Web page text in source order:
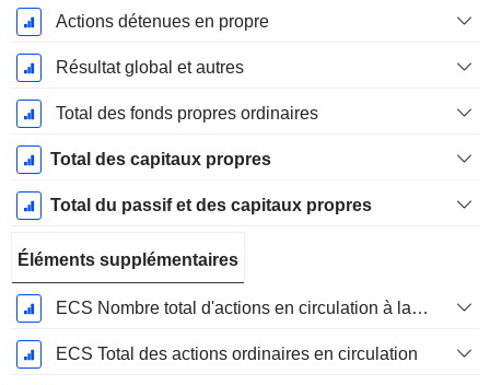
Actions détenues en propre
Résultat global et autres
Total des fonds propres ordinaires
Total des capitaux propres
Total du passif et des capitaux propres
Éléments supplémentaires
ECS Nombre total d'actions en circulation à la date de dépôt
ECS Total des actions ordinaires en circulation